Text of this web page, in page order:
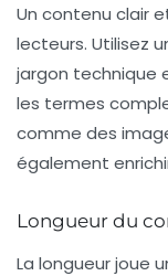
Un contenu clair
lecteurs. Utilisez
jargon technique
les termes
comme des
également
Longueur du
La longueur joue